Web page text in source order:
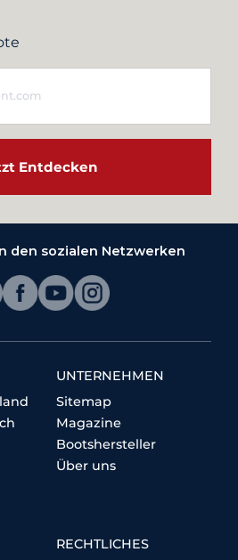
Entdecken
den sozialen Netzwerken
UNTERNEHMEN
Sitemap
Magazine
Bootshersteller
Über uns
RECHTLICHES